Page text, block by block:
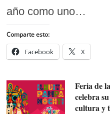
año como uno…
Comparte esto:
Facebook X
Feria de
celebra
cultura y